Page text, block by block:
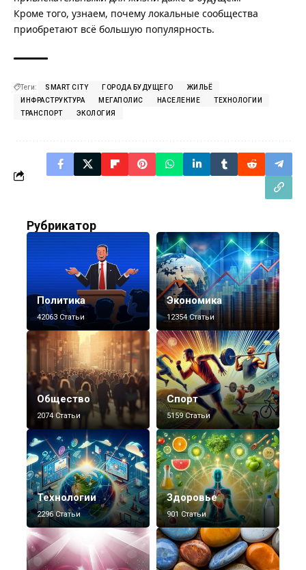
Кроме того, узнаем, почему локальные сообщества
приобретают всё большую популярность.
Теги: SMART CITY ГОРОДА БУДУЩЕГО
ЖИЛЬЁ
ИНФРАСТРУКТУРА
МЕГАПОЛИС НАСЕЛЕНИЕ
ТЕХНОЛОГИИ
ТРАНСПОРТ
ЭКОЛОГИЯ
Рубрикатор
Политика
42063 Статьи
Экономика
12354 Статьи
Общество
2074 Статьи
Спорт
5159 Статьи
Технологии
2296 Статьи
Здоровье
901 Статьи